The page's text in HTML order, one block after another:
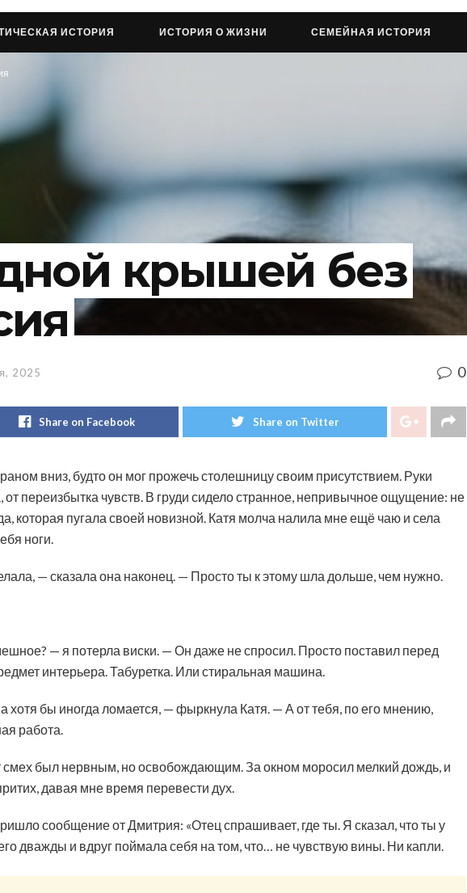
ИСТОРИЯ ИСТОРИЯ О ЖИЗНИ СЕМЕЙНАЯ ИСТОРИЯ
крышей без
2025 0
Share on Facebook Share on Twitter
вниз, будто он мог прожечь столешницу своим присутствием. Руки
от переизбытка чувств. В груди сидело странное, непривычное ощущение: не
которая пугала своей новизной. Катя молча налила мне ещё чаю и села
ноги.
— сказала она наконец. — Просто ты к этому шла дольше, чем нужно.
— я потерла виски. — Он даже не спросил. Просто поставил перед
интерьера. Табуретка. Или стиральная машина.
бы иногда ломается, — фыркнула Катя. — А от тебя, по его мнению,
работа.
смех был нервным, но освобождающим. За окном моросил мелкий дождь, и
давая мне время перевести дух.
сообщение от Дмитрия: «Отец спрашивает, где ты. Я сказал, что ты у
дважды и вдруг поймала себя на том, что… не чувствую вины. Ни капли.